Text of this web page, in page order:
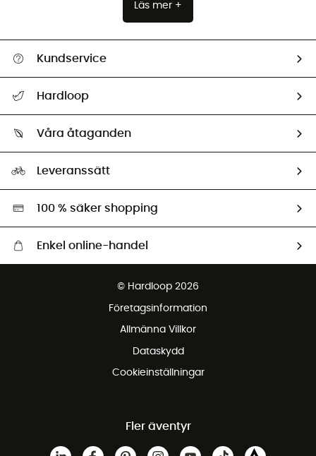
Läs mer +
Kundservice
Retur & återbetalning
Hardloop
Ambassadörer
Våra åtaganden
Miljöanpassat urval
Leveranssätt
100 % säker shopping
Enkel online-handel
Gratis retur inom 100 dagar
© Hardloop 2026
Företagsinformation
Allmänna Villkor
Dataskydd
Cookieinställningar
Fler äventyr